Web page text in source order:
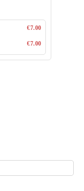
€7.00
€7.00